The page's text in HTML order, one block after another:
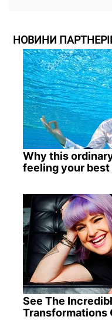
НОВИНИ
Why this
feeling your best
See The
Transformations